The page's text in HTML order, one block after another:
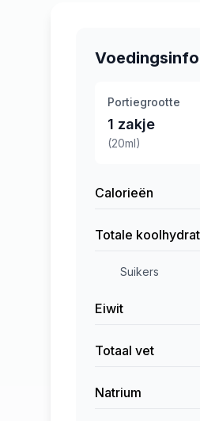
Portiegrootte
1 zakje
(20ml)
Calorieën
Totale
Suikers
Eiwit
Totaal vet
Natrium